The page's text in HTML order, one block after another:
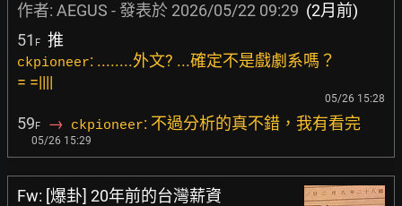
作者: AEGUS - 發表於 2026/05/22 09:29 (2月前)
51 F 推
ckpioneer: ........外文? ...確定不是戲劇系嗎？
= =||||
05/26 15:28
59F → ckpioneer: 不過分析的真不錯，我有看完
05/26 15:29
Fw: [爆卦] 20年前的台灣薪資